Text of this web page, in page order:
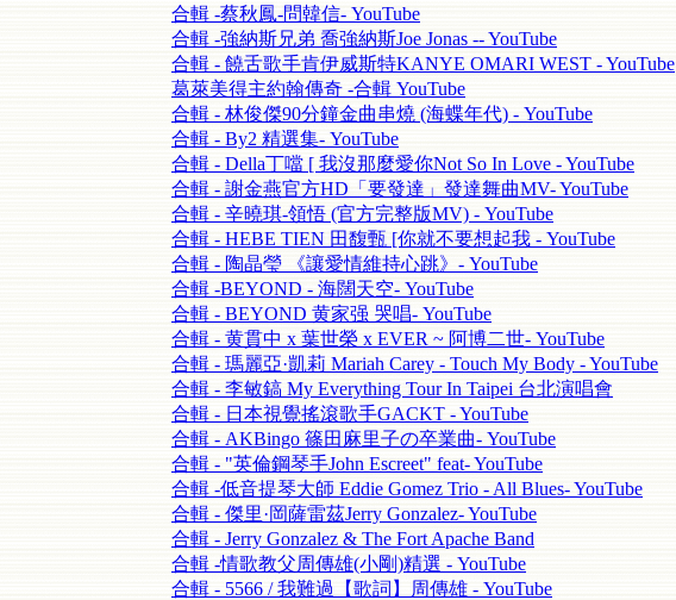
合輯 -蔡秋鳳-問韓信- YouTube
合輯 -強納斯兄弟 喬強納斯Joe Jonas -- YouTube
合輯 - 饒舌歌手肯伊威斯特KANYE OMARI WEST - YouTube
葛萊美得主約翰傳奇 -合輯 YouTube
合輯 - 林俊傑90分鐘金曲串燒 (海蝶年代) - YouTube
合輯 - By2 精選集- YouTube
合輯 - Della丁噹 [ 我沒那麼愛你Not So In Love - YouTube
合輯 - 謝金燕官方HD「要發達」發達舞曲MV- YouTube
合輯 - 辛曉琪-領悟 (官方完整版MV) - YouTube
合輯 - HEBE TIEN 田馥甄 [你就不要想起我 - YouTube
合輯 - 陶晶瑩 《讓愛情維持心跳》- YouTube
合輯 -BEYOND - 海闊天空- YouTube
合輯 - BEYOND 黄家强 哭唱- YouTube
合輯 - 黄貫中 x 葉世榮 x EVER ~ 阿博二世- YouTube
合輯 - 瑪麗亞·凱莉 Mariah Carey - Touch My Body - YouTube
合輯 - 李敏鎬 My Everything Tour In Taipei 台北演唱會
合輯 - 日本視覺搖滾歌手GACKT - YouTube
合輯 - AKBingo 篠田麻里子の卒業曲- YouTube
合輯 - "英倫鋼琴手John Escreet" feat- YouTube
合輯 -低音提琴大師 Eddie Gomez Trio - All Blues- YouTube
合輯 - 傑里·岡薩雷茲Jerry Gonzalez- YouTube
合輯 - Jerry Gonzalez & The Fort Apache Band
合輯 -情歌教父周傳雄(小剛)精選 - YouTube
合輯 - 5566 / 我難過【歌詞】周傳雄 - YouTube